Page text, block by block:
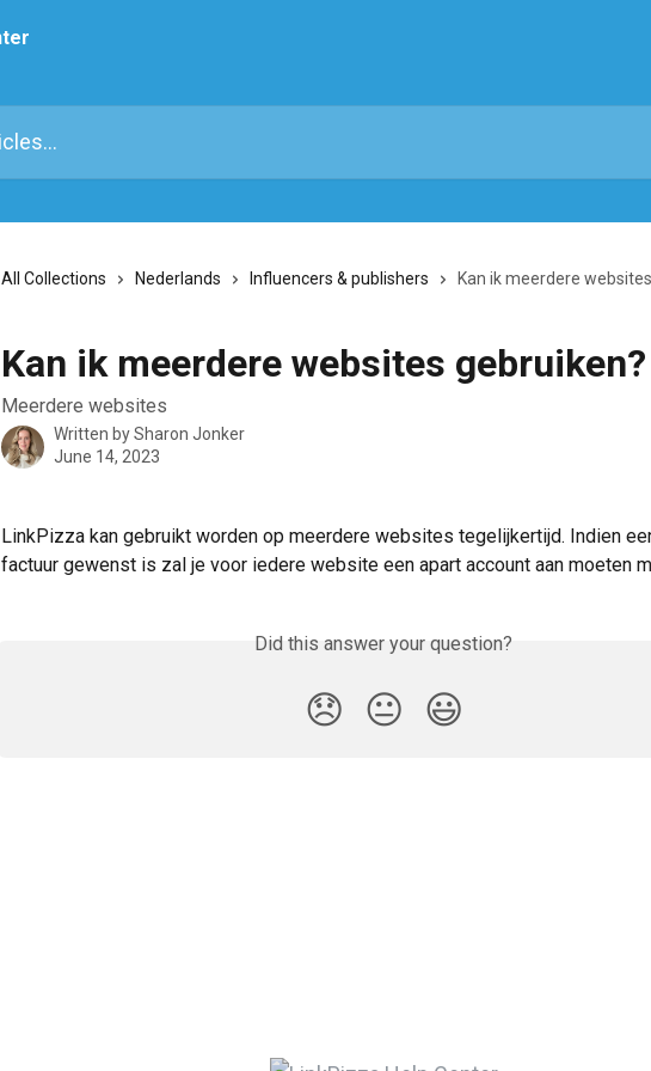
All Collections Nederlands Influencers & publishers Kan ik meerdere
Kan ik meerdere websites gebruiken?
Meerdere websites
Written bySharon Jonker
June 14, 2023
LinkPizza kan gebruikt worden op meerdere websites tegelijkertijd. Indien
factuur gewenst is zal je voor iedere website een apart account aan moeten
Did this answer your question?
😞 😐 😃